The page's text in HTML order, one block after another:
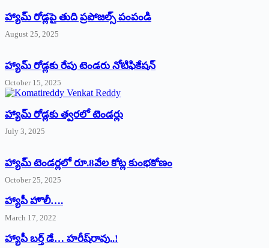
హ్యామ్‌ రోడ్లపై తుది ప్రపోజల్స్‌ పంపండి
August 25, 2025
హ్యామ్‌ రోడ్లకు రేపు టెండరు నోటిఫికేషన్‌
October 15, 2025
హ్యామ్‌ రోడ్లకు త్వరలో టెండర్లు
July 3, 2025
హ్యామ్‌ ‌టెండర్లలో రూ.8వేల కోట్ల కుంభకోణం
October 25, 2025
హ్యాపీ హొలీ….
March 17, 2022
హ్యాపీ బర్త్ ‌డే… హరీష్‌రావు..!